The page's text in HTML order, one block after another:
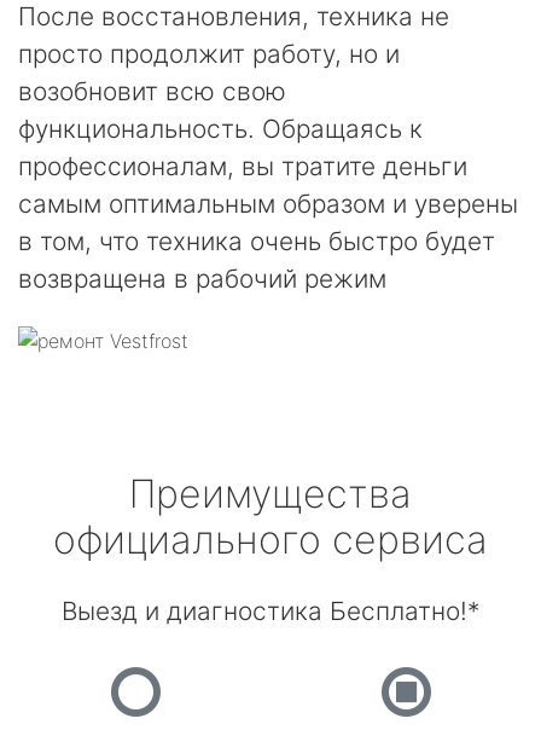
После восстановления, техника не
просто продолжит работу, но и
возобновит всю свою
функциональность. Обращаясь к
профессионалам, вы тратите деньги
самым оптимальным образом и уверены
в том, что техника очень быстро будет
возвращена в рабочий режим
Преимущества
официального сервиса
Выезд и диагностика Бесплатно!*